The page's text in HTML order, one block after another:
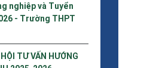
nghiệp và Tuyển
- Trường THPT
TƯ VẤN HƯỚNG